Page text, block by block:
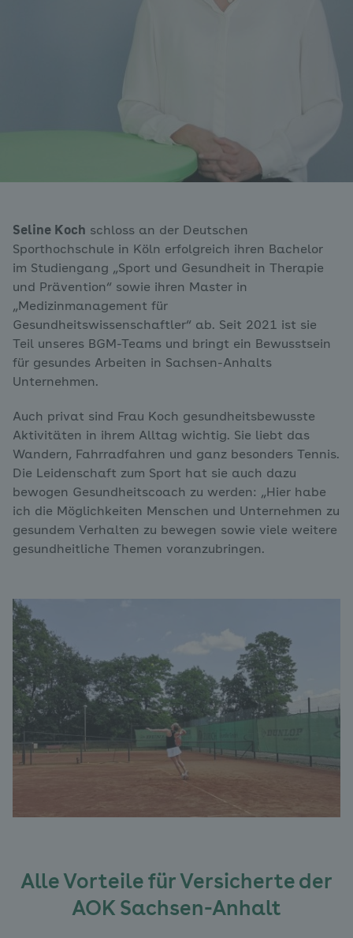
Seline Koch schloss an der Deutschen
Sporthochschule in Köln erfolgreich ihren Bachelor
im Studiengang „Sport und Gesundheit in Therapie
und Prävention“ sowie ihren Master in
„Medizinmanagement für
Gesundheitswissenschaftler“ ab. Seit 2021 ist sie
Teil unseres BGM-Teams und bringt ein Bewusstsein
für gesundes Arbeiten in Sachsen-Anhalts
Unternehmen.
Auch privat sind Frau Koch gesundheitsbewusste
Aktivitäten in ihrem Alltag wichtig. Sie liebt das
Wandern, Fahrradfahren und ganz besonders Tennis.
Die Leidenschaft zum Sport hat sie auch dazu
bewogen Gesundheitscoach zu werden: „Hier habe
ich die Möglichkeiten Menschen und Unternehmen zu
gesundem Verhalten zu bewegen sowie viele weitere
gesundheitliche Themen voranzubringen.
Alle Vorteile für Versicherte der
AOK Sachsen-Anhalt